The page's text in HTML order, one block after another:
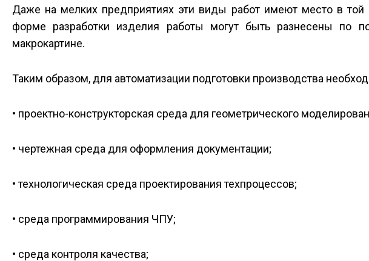
Даже на мелких предприятиях эти виды работ имеют место в
форме разработки изделия работы могут быть разнесены по
макрокартине.
Таким образом, для автоматизации подготовки производства
• проектно-конструкторская среда для геометрического
• чертежная среда для оформления документации;
• технологическая среда проектирования техпроцессов;
• среда программирования ЧПУ;
• среда контроля качества;